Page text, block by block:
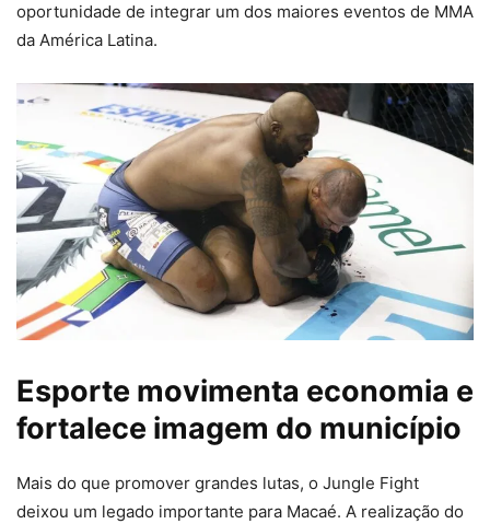
oportunidade de integrar um dos maiores eventos de MMA
da América Latina.
Esporte movimenta economia e
fortalece imagem do município
Mais do que promover grandes lutas, o Jungle Fight
deixou um legado importante para Macaé. A realização do